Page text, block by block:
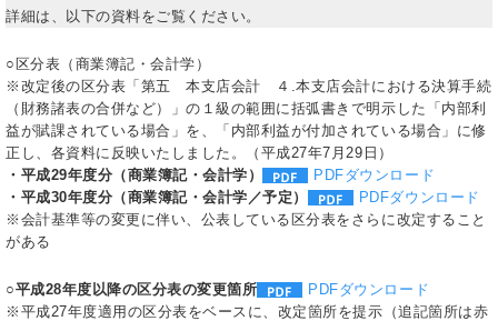
詳細は、以下の資料をご覧ください。
○区分表（商業簿記・会計学）
※改定後の区分表「第五 本支店会計 ４.本支店会計における決算手続
（財務諸表の合併など）」の１級の範囲に括弧書きで明示した「内部利
益が賦課されている場合」を、「内部利益が付加されている場合」に修
正し、各資料に反映いたしました。（平成27年7月29日）
・平成29年度分（商業簿記・会計学）
PDFダウンロード
・平成30年度分（商業簿記・会計学／予定）
PDFダウンロード
※会計基準等の変更に伴い、公表している区分表をさらに改定すること
がある
○平成28年度以降の区分表の変更箇所
PDFダウンロード
※平成27年度適用の区分表をベースに、改定箇所を提示（追記箇所は赤